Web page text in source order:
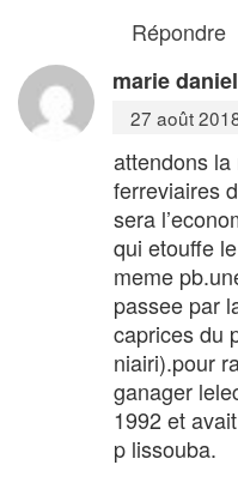
Répondre
marie
27 août
attendons
ferreviaires
sera
qui etouffe
meme
passee par
caprices du
niairi).pour
ganager
1992 et
p lissouba.